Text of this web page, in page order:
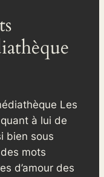
Les
à lui de
bien sous
des mots
d’amour des